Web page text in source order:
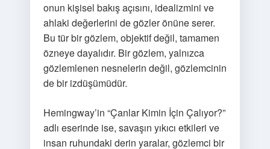
onun kişisel bakış açısını, idealizmini ve
ahlaki değerlerini de gözler önüne serer.
Bu tür bir gözlem, objektif değil, tamamen
özneye dayalıdır. Bir gözlem, yalnızca
gözlemlenen nesnelerin değil, gözlemcinin
de bir izdüşümüdür.
Hemingway’in “Çanlar Kimin İçin Çalıyor?”
adlı eserinde ise, savaşın yıkıcı etkileri ve
insan ruhundaki derin yaralar, gözlemci bir